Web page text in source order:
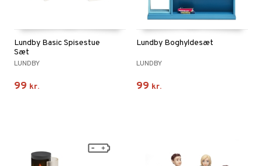
Lundby Basic Spisestue
Sæt
LUNDBY
99 kr.
Lundby Boghyldesæt
LUNDBY
99 kr.